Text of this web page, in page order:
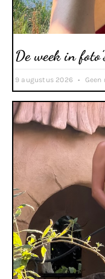
De week in
9 augustus 2026 Geen